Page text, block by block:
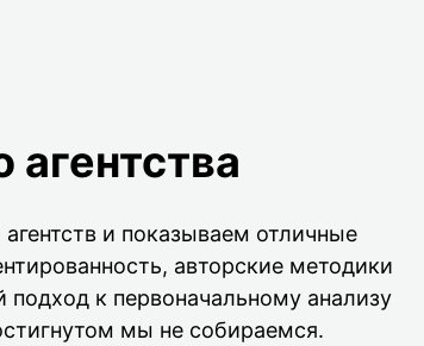
и показываем отличные
авторские методики
к первоначальному анализу
мы не собираемся.